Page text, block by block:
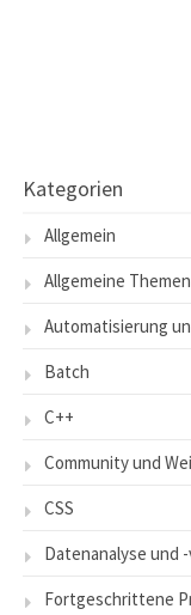
Kategorien
Allgemein
Allgemeine Themen
Automatisierung
Batch
C++
Community und
CSS
Datenanalyse und
Fortgeschrittene